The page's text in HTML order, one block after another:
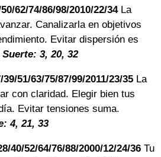
62/74/86/98/2010/22/34 La
Canalizarla en objetivos
Evitar dispersión es
3, 20, 32
51/63/75/87/99/2011/23/35 La
con claridad. Elegir bien tus
Evitar tensiones suma.
4, 21, 33
40/52/64/76/88/2000/12/24/36 Tu